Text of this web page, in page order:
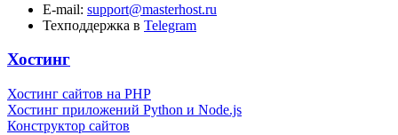
E-mail: support@masterhost.ru
Техподдержка в Telegram
Хостинг
Хостинг сайтов на PHP
Хостинг приложений Python и Node.js
Конструктор сайтов